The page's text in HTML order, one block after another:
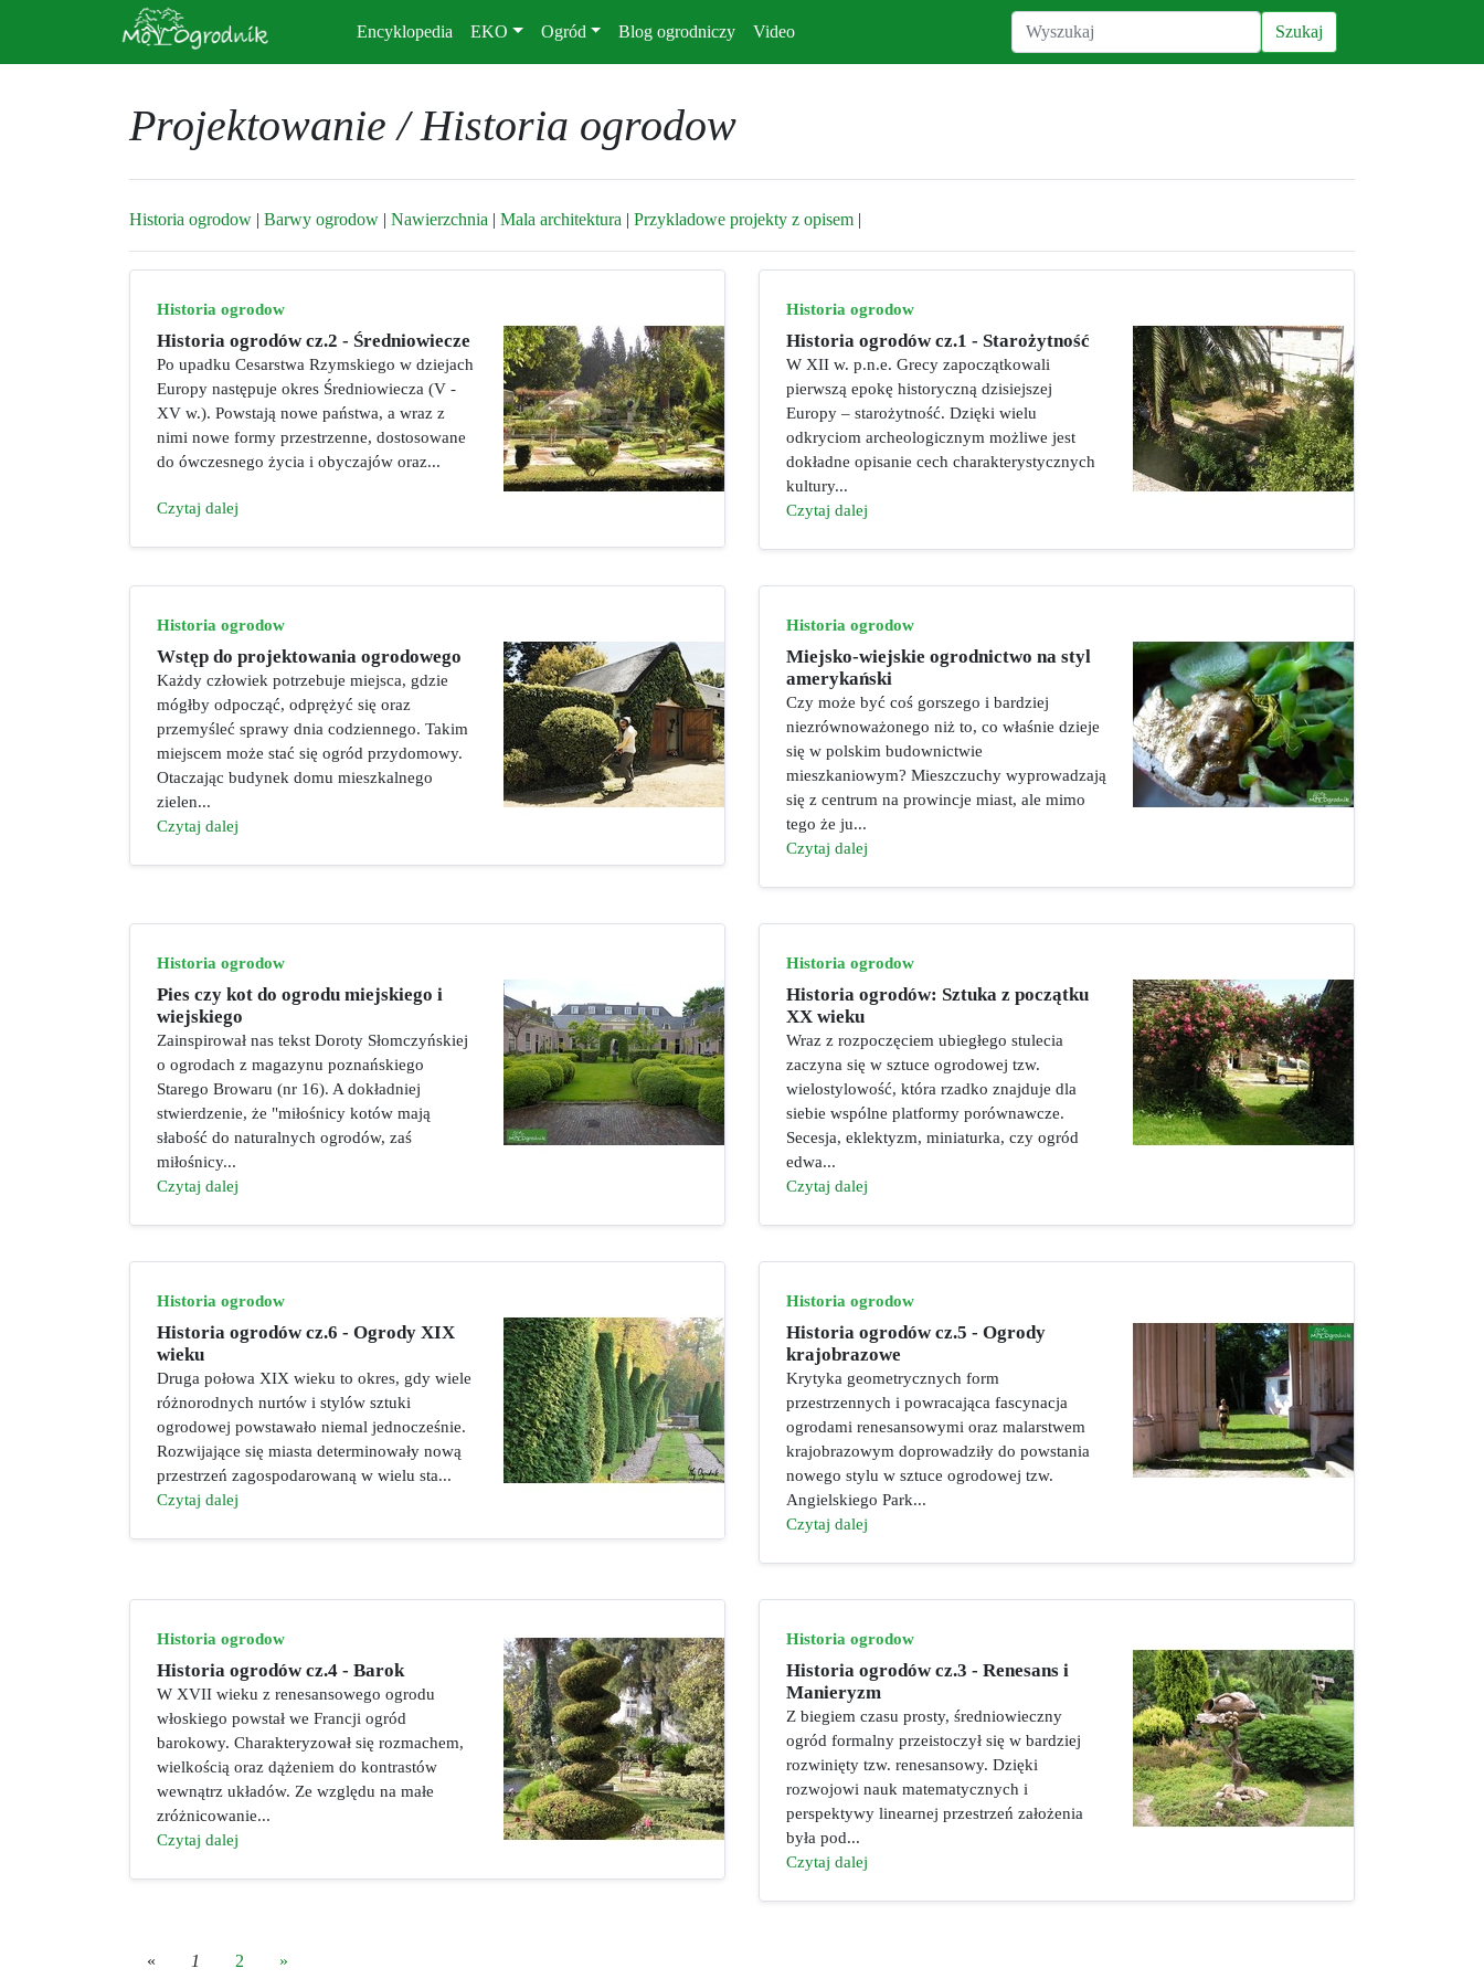
Encyklopedia EKO Ogród Blog ogrodniczy Video
Projektowanie / Historia ogrodow
Historia ogrodow | Barwy ogrodow | Nawierzchnia | Mala architektura | Przykladowe projekty z opisem |
Historia ogrodow
Historia ogrodów cz.2 - Średniowiecze
Po upadku Cesarstwa Rzymskiego w dziejach
Europy następuje okres Średniowiecza (V -
XV w.). Powstają nowe państwa, a wraz z
nimi nowe formy przestrzenne, dostosowane
do ówczesnego życia i obyczajów oraz...
Czytaj dalej
Historia ogrodow
Historia ogrodów cz.1 - Starożytność
W XII w. p.n.e. Grecy zapoczątkowali
pierwszą epokę historyczną dzisiejszej
Europy – starożytność. Dzięki wielu
odkryciom archeologicznym możliwe jest
dokładne opisanie cech charakterystycznych
kultury...
Czytaj dalej
Historia ogrodow
Wstęp do projektowania ogrodowego
Każdy człowiek potrzebuje miejsca, gdzie
mógłby odpocząć, odprężyć się oraz
przemyśleć sprawy dnia codziennego. Takim
miejscem może stać się ogród przydomowy.
Otaczając budynek domu mieszkalnego
zielen...
Czytaj dalej
Historia ogrodow
Miejsko-wiejskie ogrodnictwo na styl
amerykański
Czy może być coś gorszego i bardziej
niezrównoważonego niż to, co właśnie dzieje
się w polskim budownictwie
mieszkaniowym? Mieszczuchy wyprowadzają
się z centrum na prowincje miast, ale mimo
tego że ju...
Czytaj dalej
Historia ogrodow
Pies czy kot do ogrodu miejskiego i
wiejskiego
Zainspirował nas tekst Doroty Słomczyńskiej
o ogrodach z magazynu poznańskiego
Starego Browaru (nr 16). A dokładniej
stwierdzenie, że "miłośnicy kotów mają
słabość do naturalnych ogrodów, zaś
miłośnicy...
Czytaj dalej
Historia ogrodow
Historia ogrodów: Sztuka z początku
XX wieku
Wraz z rozpoczęciem ubiegłego stulecia
zaczyna się w sztuce ogrodowej tzw.
wielostylowość, która rzadko znajduje dla
siebie wspólne platformy porównawcze.
Secesja, eklektyzm, miniaturka, czy ogród
edwa...
Czytaj dalej
Historia ogrodow
Historia ogrodów cz.6 - Ogrody XIX
wieku
Druga połowa XIX wieku to okres, gdy wiele
różnorodnych nurtów i stylów sztuki
ogrodowej powstawało niemal jednocześnie.
Rozwijające się miasta determinowały nową
przestrzeń zagospodarowaną w wielu sta...
Czytaj dalej
Historia ogrodow
Historia ogrodów cz.5 - Ogrody
krajobrazowe
Krytyka geometrycznych form
przestrzennych i powracająca fascynacja
ogrodami renesansowymi oraz malarstwem
krajobrazowym doprowadziły do powstania
nowego stylu w sztuce ogrodowej tzw.
Angielskiego Park...
Czytaj dalej
Historia ogrodow
Historia ogrodów cz.4 - Barok
W XVII wieku z renesansowego ogrodu
włoskiego powstał we Francji ogród
barokowy. Charakteryzował się rozmachem,
wielkością oraz dążeniem do kontrastów
wewnątrz układów. Ze względu na małe
zróżnicowanie...
Czytaj dalej
Historia ogrodow
Historia ogrodów cz.3 - Renesans i
Manieryzm
Z biegiem czasu prosty, średniowieczny
ogród formalny przeistoczył się w bardziej
rozwinięty tzw. renesansowy. Dzięki
rozwojowi nauk matematycznych i
perspektywy linearnej przestrzeń założenia
była pod...
Czytaj dalej
« 1 2 »